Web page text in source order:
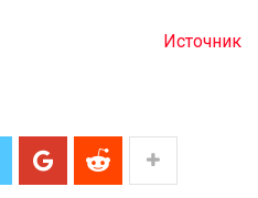
Источник